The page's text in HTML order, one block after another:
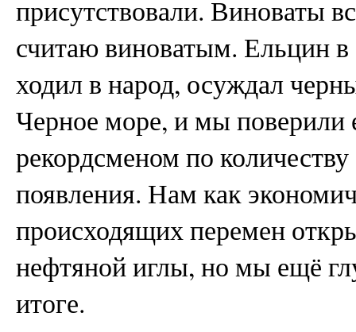
присутствовали. Виноваты
считаю виноватым. Ельцин в
ходил в народ, осуждал
Черное море, и мы поверили
рекордсменом по
появления. Нам как
происходящих перемен
нефтяной иглы, но мы ещё
итоге.